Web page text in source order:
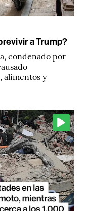
a Trump?
condenado por
alimentos y